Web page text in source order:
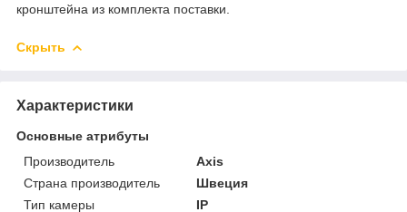
кронштейна из комплекта поставки.
Скрыть
Характеристики
Основные атрибуты
Производитель
Axis
Страна производитель
Швеция
Тип камеры
IP